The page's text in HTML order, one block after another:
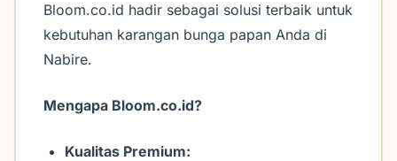
Bloom.co.id hadir sebagai solusi terbaik untuk
kebutuhan karangan bunga papan Anda di
Nabire.
Mengapa Bloom.co.id?
Kualitas Premium: